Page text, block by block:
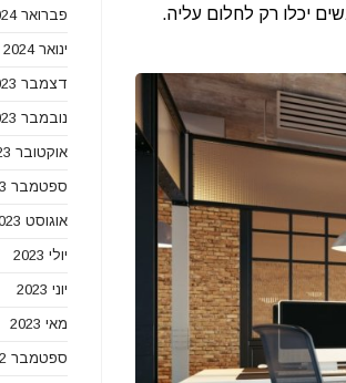
יכלו רק לחלום עליה.
פברואר 2024
ינואר 2024
דצמבר 2023
נובמבר 2023
אוקטובר 2023
ספטמבר 2023
אוגוסט 2023
יולי 2023
יוני 2023
מאי 2023
ספטמבר 2022